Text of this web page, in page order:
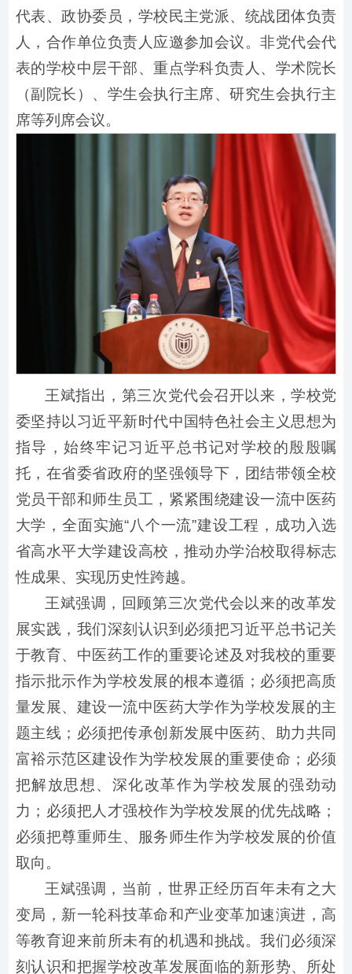
代表、政协委员，学校民主党派、统战团体负责
人，合作单位负责人应邀参加会议。非党代会代
表的学校中层干部、重点学科负责人、学术院长
（副院长）、学生会执行主席、研究生会执行主
席等列席会议。
王斌指出，第三次党代会召开以来，学校党
委坚持以习近平新时代中国特色社会主义思想为
指导，始终牢记习近平总书记对学校的殷殷嘱
托，在省委省政府的坚强领导下，团结带领全校
党员干部和师生员工，紧紧围绕建设一流中医药
大学，全面实施“八个一流”建设工程，成功入选
省高水平大学建设高校，推动办学治校取得标志
性成果、实现历史性跨越。
王斌强调，回顾第三次党代会以来的改革发
展实践，我们深刻认识到必须把习近平总书记关
于教育、中医药工作的重要论述及对我校的重要
指示批示作为学校发展的根本遵循；必须把高质
量发展、建设一流中医药大学作为学校发展的主
题主线；必须把传承创新发展中医药、助力共同
富裕示范区建设作为学校发展的重要使命；必须
把解放思想、深化改革作为学校发展的强劲动
力；必须把人才强校作为学校发展的优先战略；
必须把尊重师生、服务师生作为学校发展的价值
取向。
王斌强调，当前，世界正经历百年未有之大
变局，新一轮科技革命和产业变革加速演进，高
等教育迎来前所未有的机遇和挑战。我们必须深
刻认识和把握学校改革发展面临的新形势、所处